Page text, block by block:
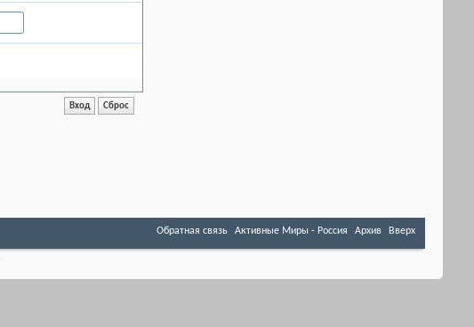
Обратная связь Активные Миры - Россия Архив Вверх